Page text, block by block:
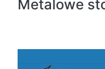
Metalowe